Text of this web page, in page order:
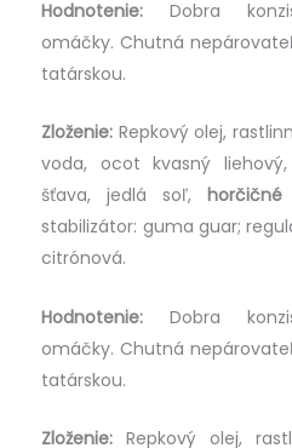
Hodnotenie:Dobra
omáčky. Chutná
tatárskou.
Zloženie: Repkový olej,
voda, ocot kvasný
šťava, jedlá soľ, horčičné
stabilizátor: guma guar;
citrónová.
Hodnotenie:Dobra
omáčky. Chutná
tatárskou.
Zloženie:Repkový olej,